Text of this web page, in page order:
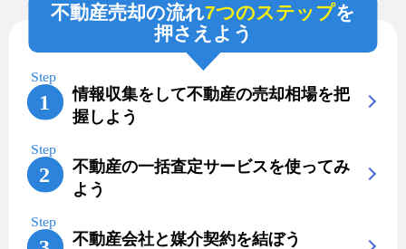
不動産売却の流れ7つのステップを
押さえよう
情報収集をして不動産の売却相場を把
握しよう
不動産の一括査定サービスを使ってみ
よう
不動産会社と媒介契約を結ぼう